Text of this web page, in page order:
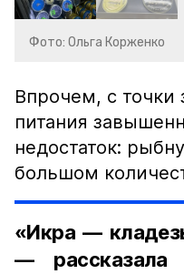
Фото: Ольга Корженко
Впрочем, с точки
питания
недостаток:
большом
«Икра —
— рассказала